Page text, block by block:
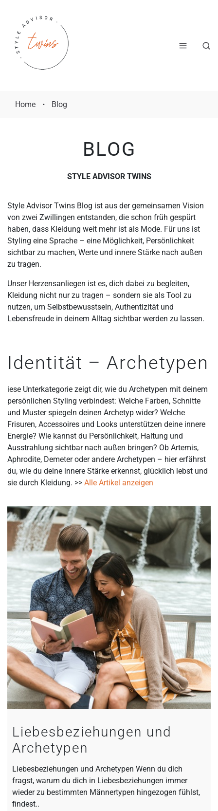
Home • Blog
BLOG
STYLE ADVISOR TWINS
Style Advisor Twins Blog ist aus der gemeinsamen Vision
von zwei Zwillingen entstanden, die schon früh gespürt
haben, dass Kleidung weit mehr ist als Mode. Für uns ist
Styling eine Sprache – eine Möglichkeit, Persönlichkeit
sichtbar zu machen, Werte und innere Stärke nach außen
zu tragen.
Unser Herzensanliegen ist es, dich dabei zu begleiten,
Kleidung nicht nur zu tragen – sondern sie als Tool zu
nutzen, um Selbstbewusstsein, Authentizität und
Lebensfreude in deinem Alltag sichtbar werden zu lassen.
Identität – Archetypen
iese Unterkategorie zeigt dir, wie du Archetypen mit deinem
persönlichen Styling verbindest: Welche Farben, Schnitte
und Muster spiegeln deinen Archetyp wider? Welche
Frisuren, Accessoires und Looks unterstützen deine innere
Energie? Wie kannst du Persönlichkeit, Haltung und
Ausstrahlung sichtbar nach außen bringen? Ob Artemis,
Aphrodite, Demeter oder andere Archetypen – hier erfährst
du, wie du deine innere Stärke erkennst, glücklich lebst und
sie durch Kleidung. >> Alle Artikel anzeigen
Liebesbeziehungen und
Archetypen
Liebesbeziehungen und Archetypen Wenn du dich
fragst, warum du dich in Liebesbeziehungen immer
wieder zu bestimmten Männertypen hingezogen fühlst,
findest..